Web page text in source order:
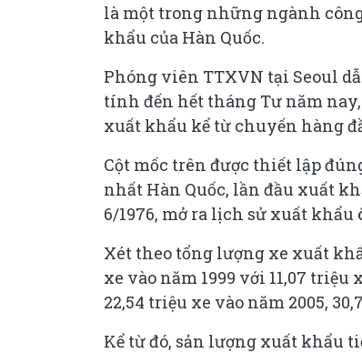
là một trong những ngành
khẩu của Hàn Quốc.
Phóng viên TTXVN tại Seoul
tính đến hết tháng Tư năm nay,
xuất khẩu kể từ chuyến hàng
Cột mốc trên được thiết lập
nhất Hàn Quốc, lần đầu xuất
6/1976, mở ra lịch sử xuất khẩu
Xét theo tổng lượng xe xuất
xe vào năm 1999 với 11,07
22,54 triệu xe vào năm 2005,
Kể từ đó, sản lượng xuất khẩu